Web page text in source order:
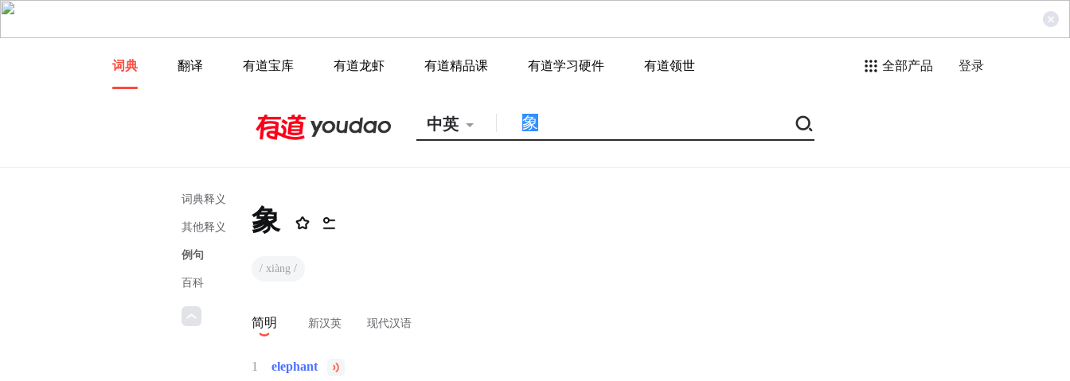
词典 翻译 有道宝库 有道龙虾 有道精品课 有道学习硬件 有道领世 全部产品 登录
中英
词典释义
其他释义
例句
百科
象
/ xiàng /
简明 新汉英 现代汉语
1
elephant